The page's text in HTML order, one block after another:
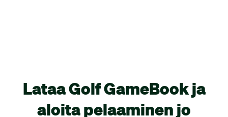
Lataa Golf GameBook ja
aloita pelaaminen jo